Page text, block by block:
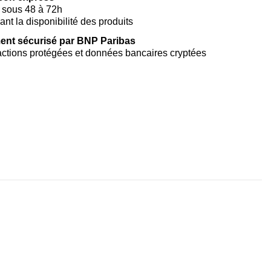
48 à 72h
la disponibilité des produits
sécurisé par BNP Paribas
protégées et données bancaires cryptées